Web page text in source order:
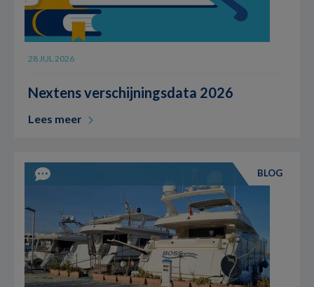
28 JUL 2026
Nextens verschijningsdata 2026
Lees meer
BLOG